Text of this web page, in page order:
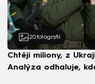
20 fotografií
Chtějí miliony, z
Analýza odhaluje,